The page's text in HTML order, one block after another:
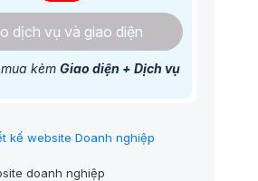
dịch vụ và giao diện
kèm Giao diện + Dịch vụ
kế website Doanh nghiệp
doanh nghiệp